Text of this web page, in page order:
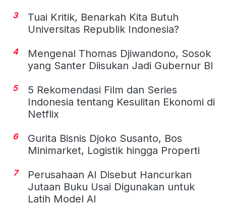
3
Tuai Kritik, Benarkah Kita Butuh
Universitas Republik Indonesia?
4
Mengenal Thomas Djiwandono, Sosok
yang Santer Diisukan Jadi Gubernur BI
5
5 Rekomendasi Film dan Series
Indonesia tentang Kesulitan Ekonomi di
Netflix
6
Gurita Bisnis Djoko Susanto, Bos
Minimarket, Logistik hingga Properti
7
Perusahaan AI Disebut Hancurkan
Jutaan Buku Usai Digunakan untuk
Latih Model AI